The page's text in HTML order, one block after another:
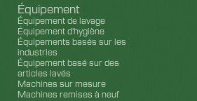
Équipement
Équipement de lavage
Équipement d'hygiène
Équipements basés sur les
industries
Équipement basé sur des
articles lavés
Machines sur mesure
Machines remises à neuf